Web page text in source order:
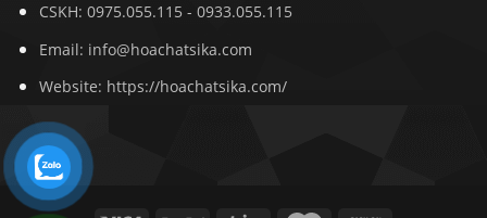
CSKH: 0975.055.115- 0933.055.115
Email: info@hoachatsika.com
Website: https://hoachatsika.com/